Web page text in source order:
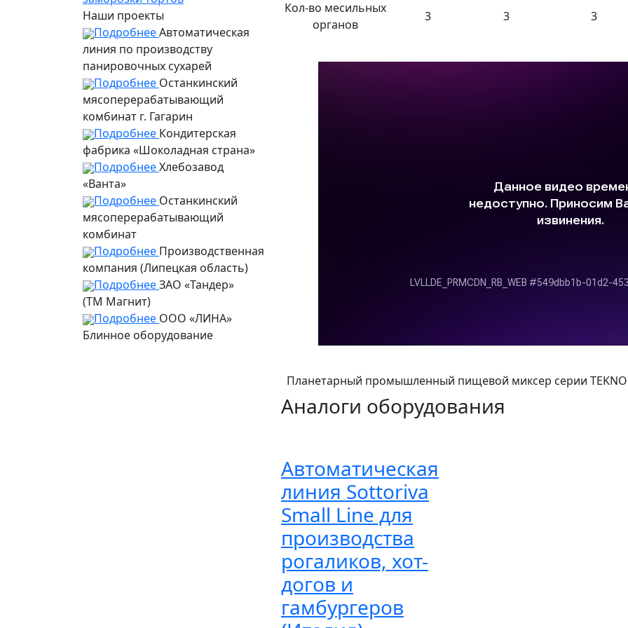
Наши проекты
ПодробнееАвтоматическая
линия по производству
панировочных сухарей
Подробнее Останкинский
мясоперерабатывающий
комбинат г. Гагарин
Подробнее Кондитерская
фабрика «Шоколадная страна»
ПодробнееХлебозавод
«Ванта»
Подробнее Останкинский
мясоперерабатывающий
комбинат
Подробнее Производственная
компания (Липецкая область)
ПодробнееЗАО «Тандер»
(ТМ Магнит)
Подробнее ООО «ЛИНА»
Блинное оборудование
Кол-во месильных
органов
3 3 3
Планетарный промышленный пищевой миксер серии TEKNO
Аналоги оборудования
Автоматическая
линия Sottoriva
Small Line для
производства
рогаликов, хот-
догов и
гамбургеров